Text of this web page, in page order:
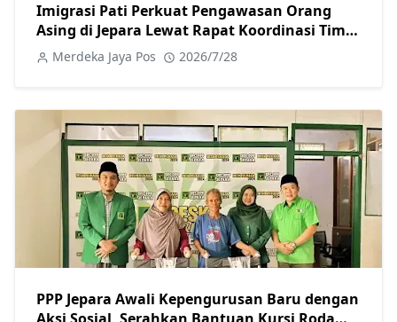
Imigrasi Pati Perkuat Pengawasan Orang
Asing di Jepara Lewat Rapat Koordinasi Tim
PoraMerdeka Jaya Pos 2026/7/28
PPP Jepara Awali Kepengurusan Baru dengan